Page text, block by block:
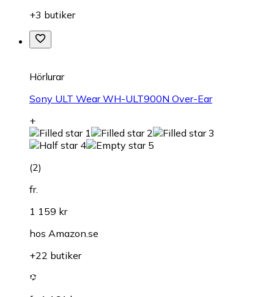
+3 butiker
Hörlurar
Sony ULT Wear WH-ULT900N Over-Ear
+
(2)
fr.
1 159 kr
hos Amazon.se
+22 butiker